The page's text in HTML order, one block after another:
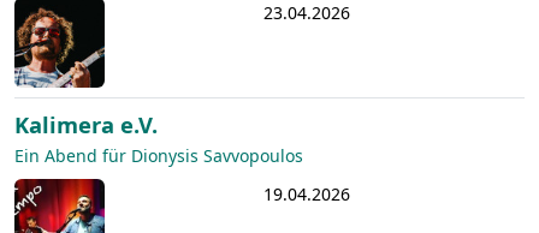
23.04.2026
Kalimera e.V.
Ein Abend für Dionysis Savvopoulos
19.04.2026